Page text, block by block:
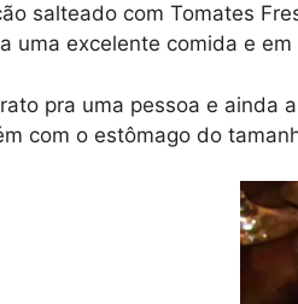
salteado com Tomates
uma excelente comida e
pra uma pessoa e ainda
com o estômago do